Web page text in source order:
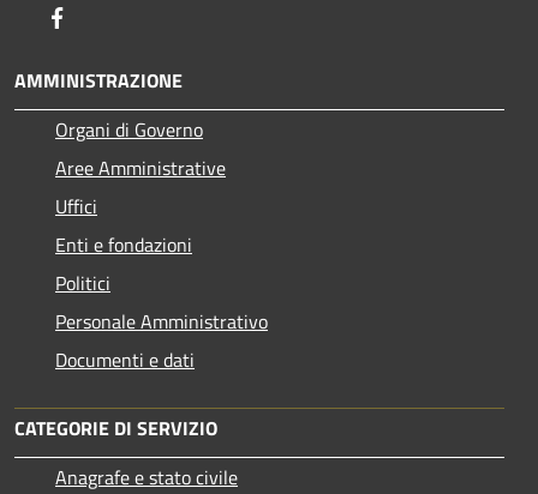
AMMINISTRAZIONE
Organi di Governo
Aree Amministrative
Uffici
Enti e fondazioni
Politici
Personale Amministrativo
Documenti e dati
CATEGORIE DI SERVIZIO
Anagrafe e stato civile